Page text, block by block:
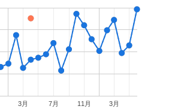
3月 7月 11月 3月